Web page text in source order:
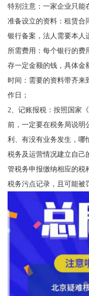
特别注意：一家企业只能
准备设立的资料：租赁合
银行备案，法人需要本
所需费用：每个银行的费
存一定金额的钱，具体
时间：需要的资料带齐来
作日；
2、记账报税：按照国家
前，一定要在税务局说明
利、有没有业务发生，哪
税务及运营情况建立自己
管税务申报缴纳相应的税
税务污点记录，且可能被